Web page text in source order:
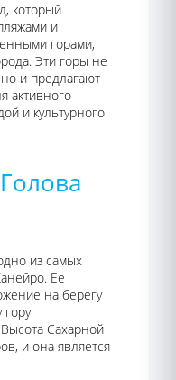
который
и
горами,
Эти горы не
и предлагают
активного
и культурного
из самых
Ее
на берегу
гору
Сахарной
и она является